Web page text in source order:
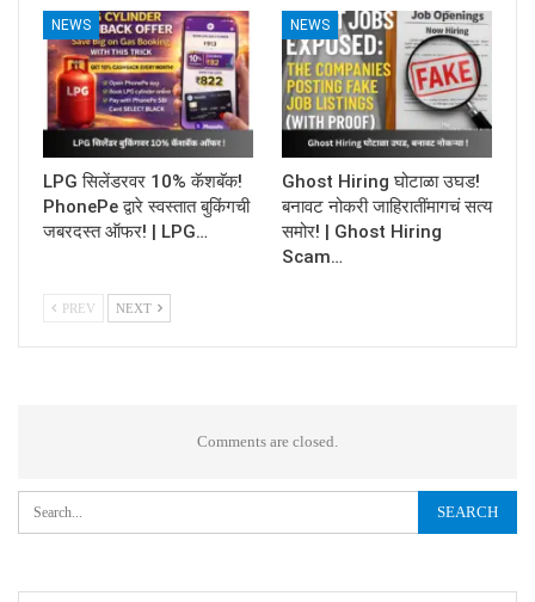
NEWS
LPG सिलेंडरवर 10% कॅशबॅक!
PhonePe द्वारे स्वस्तात बुकिंगची
जबरदस्त ऑफर! | LPG…
NEWS
Ghost Hiring घोटाळा उघड!
बनावट नोकरी जाहिरातींमागचं सत्य
समोर! | Ghost Hiring
Scam…
PREV NEXT
Comments are closed.